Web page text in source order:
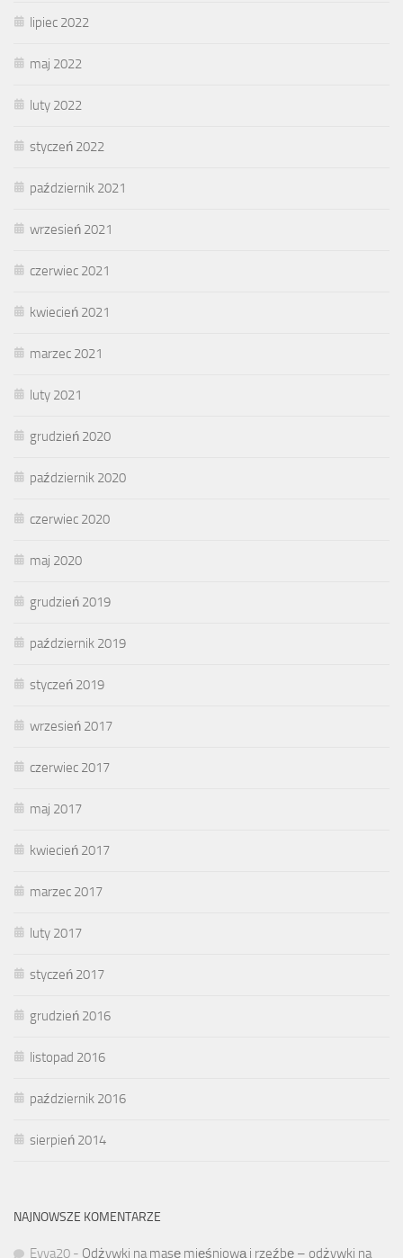
lipiec 2022
maj 2022
luty 2022
styczeń 2022
październik 2021
wrzesień 2021
czerwiec 2021
kwiecień 2021
marzec 2021
luty 2021
grudzień 2020
październik 2020
czerwiec 2020
maj 2020
grudzień 2019
październik 2019
styczeń 2019
wrzesień 2017
czerwiec 2017
maj 2017
kwiecień 2017
marzec 2017
luty 2017
styczeń 2017
grudzień 2016
listopad 2016
październik 2016
sierpień 2014
NAJNOWSZE KOMENTARZE
Evva20 - Odżywki na masę mięśniową i rzeźbę – odżywki na